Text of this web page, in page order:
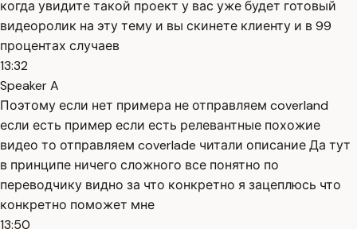
когда увидите такой проект у вас уже будет готовый
видеоролик на эту тему и вы скинете клиенту и в 99
процентах случаев
13:32
Speaker A
Поэтому если нет примера не отправляем coverland
если есть пример если есть релевантные похожие
видео то отправляем coverlade читали описание Да тут
в принципе ничего сложного все понятно по
переводчику видно за что конкретно я зацеплюсь что
конкретно поможет мне
13:50